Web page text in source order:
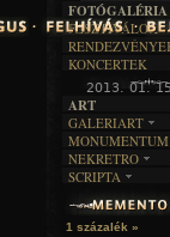
2013. 01.
FOTÓGALÉRIA
FESZTIVÁLOK
KONCERTEK
ART
GALERIART
ARTGALERI
LAKÁSKULTS
MONUMENTUM
TEMETŐK
TEMPLOMOK
VÁRAK
HELYEK
NEKRETRO
SZUBKULT
FEKETE
RELIKVIÁK
SCRIPTA
NOVELLÁK
VERSEK
1 százalék »